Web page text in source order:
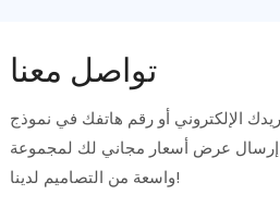
تواصل معنا
الإلكتروني أو رقم هاتفك في نموذج
إرسال عرض أسعار مجاني لك لمجموعة
واسعة من التصاميم لدينا!